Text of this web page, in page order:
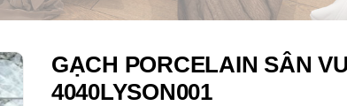
GẠCH PORCELAIN SÂN
4040LYSON001